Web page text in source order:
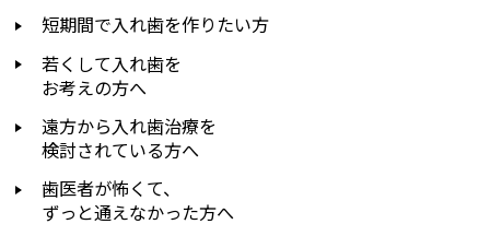
短期間で入れ歯を作りたい方
若くして入れ歯を
お考えの方へ
遠方から入れ歯治療を
検討されている方へ
歯医者が怖くて、
ずっと通えなかった方へ